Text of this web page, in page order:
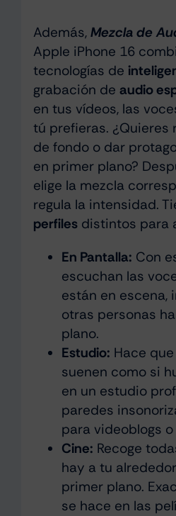
Además, Mezcla de
Apple iPhone 16
tecnologías de
grabación de audio
en tus vídeos, las
tú prefieras. ¿Quieres
de fondo o dar
en primer plano?
elige la mezcla
regula la intensidad.
perfilesdistintos para
En Pantalla: Con
escuchan las
están en escena,
otras personas
plano.
Estudio: Hace
suenen como si
en un estudio
paredes
para videoblogs
Cine: Recoge
hay a tu
primer plano.
se hace en las